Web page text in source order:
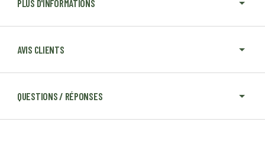
PLUS D'INFORMATIONS
AVIS CLIENTS
QUESTIONS / RÉPONSES